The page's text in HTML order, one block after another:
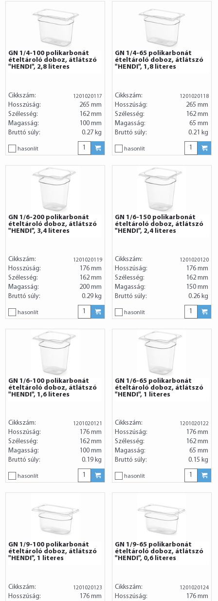
GN 1/4-100 polikarbonát
ételtároló doboz, átlátszó
"HENDI", 2,8 literes
Cikkszám: 1201020117
Hosszúság:
265 mm
Szélesség:
162 mm
Magasság:
100 mm
Bruttó súly:
0.27 kg
hasonlít
GN 1/4-65 polikarbonát
ételtároló doboz, átlátszó
"HENDI", 1,8 literes
Cikkszám: 1201020118
Hosszúság:
265 mm
Szélesség:
162 mm
Magasság:
65 mm
Bruttó súly:
0.21 kg
hasonlít
GN 1/6-200 polikarbonát
ételtároló doboz, átlátszó
"HENDI", 3,4 literes
Cikkszám: 1201020119
Hosszúság:
176 mm
Szélesség:
162 mm
Magasság:
200 mm
Bruttó súly:
0.29 kg
hasonlít
GN 1/6-150 polikarbonát
ételtároló doboz, átlátszó
"HENDI", 2,4 literes
Cikkszám: 1201020120
Hosszúság:
176 mm
Szélesség:
162 mm
Magasság:
150 mm
Bruttó súly:
0.26 kg
hasonlít
GN 1/6-100 polikarbonát
ételtároló doboz, átlátszó
"HENDI", 1,6 literes
Cikkszám: 1201020121
Hosszúság:
176 mm
Szélesség:
162 mm
Magasság:
100 mm
Bruttó súly:
0.19 kg
hasonlít
GN 1/6-65 polikarbonát
ételtároló doboz, átlátszó
"HENDI", 1 literes
Cikkszám: 1201020122
Hosszúság:
176 mm
Szélesség:
162 mm
Magasság:
65 mm
Bruttó súly:
0.15 kg
hasonlít
GN 1/9-100 polikarbonát
ételtároló doboz, átlátszó
"HENDI", 1 literes
Cikkszám: 1201020123
Hosszúság:
176 mm
GN 1/9-65 polikarbonát
ételtároló doboz, átlátszó
"HENDI", 0,6 literes
Cikkszám: 1201020124
Hosszúság:
176 mm